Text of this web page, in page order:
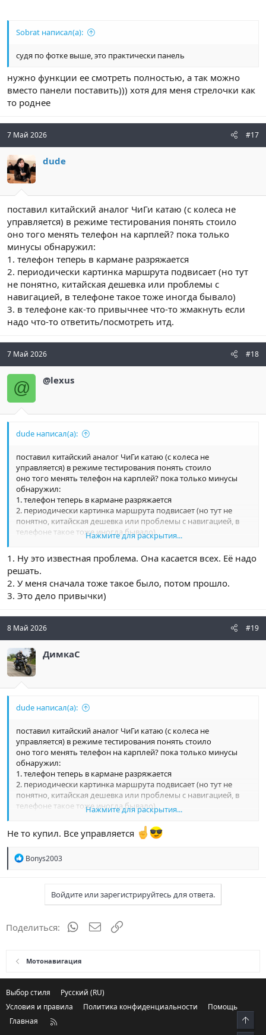
Sobrat написал(а):
судя по фотке выше, это практически панель
нужно функции ее смотреть полностью, а так можно
вместо панели поставить))) хотя для меня стрелочки как
то роднее
7 Май 2026 #17
dude
поставил китайский аналог ЧиГи катаю (с колеса не
управляется) в режиме тестирования понять стоило
оно того менять телефон на карплей? пока только
минусы обнаружил:
1. телефон теперь в кармане разряжается
2. периодически картинка маршрута подвисает (но тут
не понятно, китайская дешевка или проблемы с
навигацией, в телефоне такое тоже иногда бывало)
3. в телефоне как-то привычнее что-то жмакнуть если
надо что-то ответить/посмотреть итд.
7 Май 2026 #18
@ @lexus
dude написал(а):
поставил китайский аналог ЧиГи катаю (с колеса не
управляется) в режиме тестирования понять стоило
оно того менять телефон на карплей? пока только минусы
обнаружил:
1. телефон теперь в кармане разряжается
2. периодически картинка маршрута подвисает (но тут не
понятно, китайская дешевка или проблемы с навигацией, в
телефоне такое тоже иногда бывало)
3. в телефоне как-то привычнее что-то жмакнуть если надо
что-то ответить/посмотреть итд.
Нажмите для раскрытия...
1. Ну это известная проблема. Она касается всех. Её надо
решать.
2. У меня сначала тоже такое было, потом прошло.
3. Это дело привычки)
8 Май 2026 #19
ДимкаС
dude написал(а):
поставил китайский аналог ЧиГи катаю (с колеса не
управляется) в режиме тестирования понять стоило
оно того менять телефон на карплей? пока только минусы
обнаружил:
1. телефон теперь в кармане разряжается
2. периодически картинка маршрута подвисает (но тут не
понятно, китайская дешевка или проблемы с навигацией, в
телефоне такое тоже иногда бывало)
3. в телефоне как-то привычнее что-то жмакнуть если надо
Нажмите для раскрытия...
Не то купил. Все управляется
Р
:
Bonys2003
Войдите или зарегистрируйтесь для ответа.
Поделиться: WhatsAppЭлектронная почта
Мотонавигация
Выбор стиля
Русский (RU)
Условия и правила
Политика конфиденциальности
Помощь
Главная
R